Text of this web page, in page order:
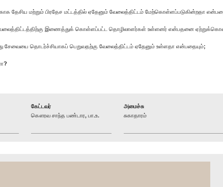
தேசிய மற்றும் பிரதேச மட்டத்தில் ஏதேனும் வேலைத்திட்டம் மேற்கொள்ளப்படுகின்றதா
வேலைத்திட்டத்திற்கு இணைத்துக் கொள்ளப்பட்ட தொழிலாளர்கள் உள்ளனர் என்பதனை
சேவையை தொடர்ச்சியாகப் பெறுவதற்கு வேலைத்திட்டம் ஏதேனும் உள்ளதா என்பதையும்;
கேட்டவர்
கௌரவ சாந்த பண்டார, பா.உ.
அமைச்சு
சுகாதாரம்